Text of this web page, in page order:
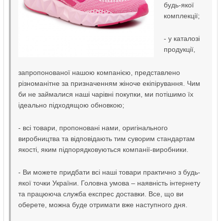
будь-якої
комплекції;
- у каталозі
продукції,
запропонованої нашою компанією, представлено
різноманітне за призначенням жіноче екіпірування. Чим
би не займалися наші чарівні покупки, ми потішимо їх
ідеально підходящою обновкою;
- всі товари, пропоновані нами, оригінального
виробництва та відповідають тим суворим стандартам
якості, яким підпорядковуються компанії-виробники.
- Ви можете придбати всі наші товари практично з будь-
якої точки України. Головна умова – наявність інтернету
та працююча служба експрес доставки. Все, що ви
оберете, можна буде отримати вже наступного дня.